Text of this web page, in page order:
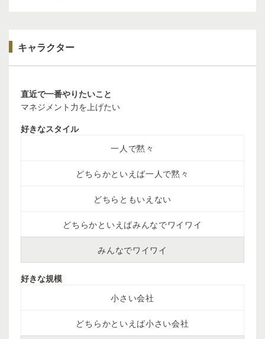
キャラクター
直近で一番やりたいこと
マネジメント力を上げたい
好きなスタイル
一人で黙々
どちらかといえば一人で黙々
どちらともいえない
どちらかといえばみんなでワイワイ
みんなでワイワイ
好きな規模
小さい会社
どちらかといえば小さい会社